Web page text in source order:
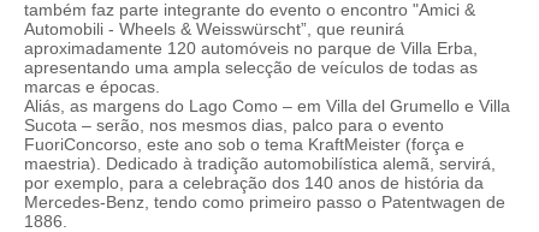
também faz parte integrante do evento o encontro "Amici &
Automobili - Wheels & Weisswürscht”, que reunirá
aproximadamente 120 automóveis no parque de Villa Erba,
apresentando uma ampla selecção de veículos de todas as
marcas e épocas.
Aliás, as margens do Lago Como – em Villa del Grumello e Villa
Sucota – serão, nos mesmos dias, palco para o evento
FuoriConcorso, este ano sob o tema KraftMeister (força e
maestria). Dedicado à tradição automobilística alemã, servirá,
por exemplo, para a celebração dos 140 anos de história da
Mercedes-Benz, tendo como primeiro passo o Patentwagen de
1886.